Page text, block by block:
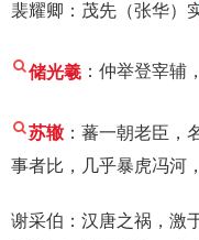
裴耀卿：茂先（张华）
储光羲 ：仲举登宰辅
苏辙：蕃一朝老臣，
事者比，几乎暴虎冯河
谢采伯：汉唐之祸，激